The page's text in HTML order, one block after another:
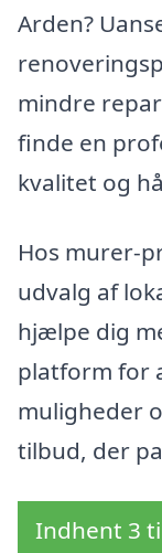
Arden?
mindre
finde en
kvalitet og
Hos murer-
udvalg af
hjælpe dig
platform for
muligheder
tilbud, der
Indhent 3